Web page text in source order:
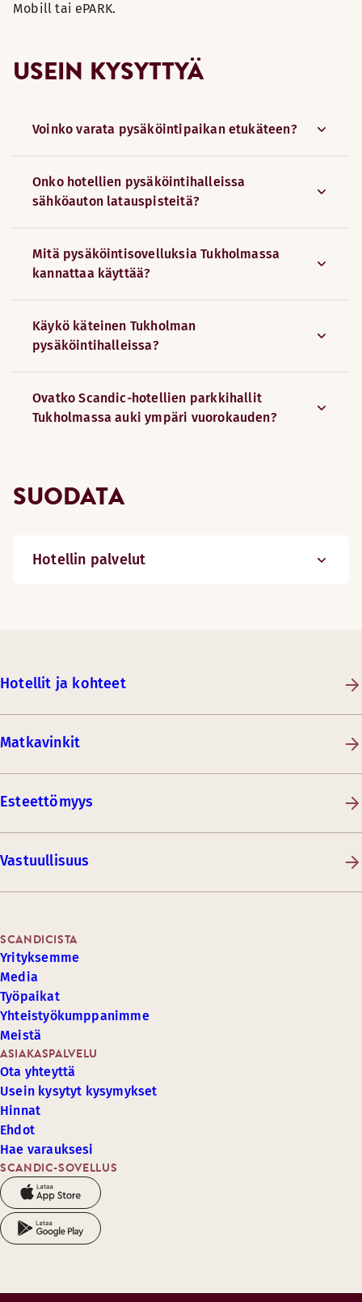
Mobill tai ePARK.
USEIN KYSYTTYÄ
Voinko varata pysäköintipaikan etukäteen?
Onko hotellien pysäköintihalleissa
sähköauton latauspisteitä?
Mitä pysäköintisovelluksia Tukholmassa
kannattaa käyttää?
Käykö käteinen Tukholman
pysäköintihalleissa?
Ovatko Scandic-hotellien parkkihallit
Tukholmassa auki ympäri vuorokauden?
SUODATA
Hotellin palvelut
Hotellit ja kohteet
Matkavinkit
Esteettömyys
Vastuullisuus
SCANDIC-SOVELLUS
ASIAKASPALVELU
Ota yhteyttä
Usein kysytyt kysymykset
Hinnat
Ehdot
Hae varauksesi
SCANDICISTA
Yrityksemme
Media
Työpaikat
Yhteistyökumppanimme
Meistä